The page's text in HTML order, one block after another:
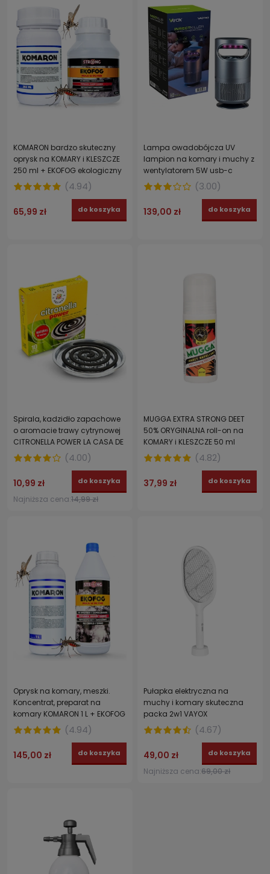
KOMARON bardzo skuteczny
oprysk na KOMARY i KLESZCZE
250 ml + EKOFOG ekologiczny
nośnik 250 ml
(4.94)
65,99 zł do koszyka
Lampa owadobójcza UV
lampion na komary i muchy z
wentylatorem 5W usb-c
VAYOX
(3.00)
139,00 zł do koszyka
Spirala, kadzidło zapachowe
o aromacie trawy cytrynowej
CITRONELLA POWER LA CASA DE
LOS AROMAS 10 szt.
(4.00)
10,99 zł
Najniższa cena:14,99 zł
do koszyka
MUGGA EXTRA STRONG DEET
50% ORYGINALNA roll-on na
KOMARY i KLESZCZE 50 ml
(4.82)
37,99 zł do koszyka
Oprysk na komary, meszki.
Koncentrat, preparat na
komary KOMARON 1 L + EKOFOG
ekologiczny nośnik 1 l
(4.94)
145,00 zł do koszyka
Pułapka elektryczna na
muchy i komary skuteczna
packa 2w1 VAYOX
(4.67)
49,00 zł
Najniższa cena:69,00 zł
do koszyka